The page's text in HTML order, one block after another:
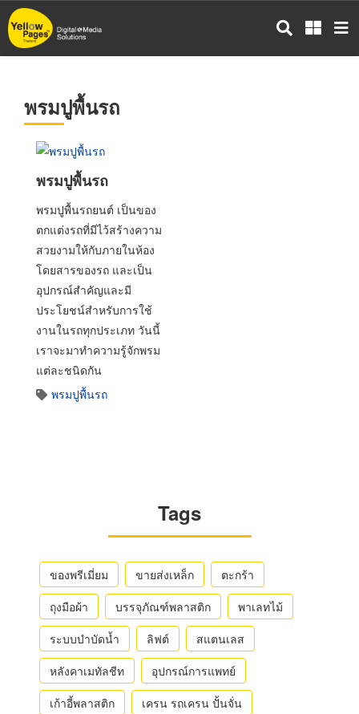
ข้าม
ไป
พรมปูพื้นรถ
พรมปูพื้นรถ
พรมปูพื้นรถยนต์ เป็นของ
ตกแต่งรถที่มีไว้สร้างความ
สวยงามให้กับภายในห้อง
โดยสารของรถ และเป็น
อุปกรณ์สำคัญและมี
ประโยชน์สำหรับการใช้
งานในรถทุกประเภท วันนี้
เราจะมาทำความรู้จักพรม
แต่ละชนิดกัน
พรมปูพื้นรถ
Tags
ของพรีเมี่ยม ขายส่งเหล็ก
ตะกร้า
ถุงมือผ้า
บรรจุภัณฑ์พลาสติก
พาเลทไม้
ระบบบำบัดน้ำ
ลิฟต์
สแตนเลส
หลังคาเมทัลชีท
อุปกรณ์การแพทย์
เก้าอี้พลาสติก
เครน รถเครน ปั้นจั่น